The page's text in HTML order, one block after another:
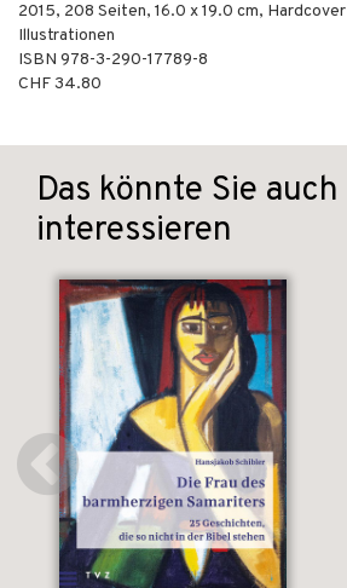
2015, 208 Seiten, 16.0 x 19.0 cm, Hardcover
Illustrationen
ISBN 978-3-290-17789-8
CHF 34.80
Das könnte Sie auch
interessieren